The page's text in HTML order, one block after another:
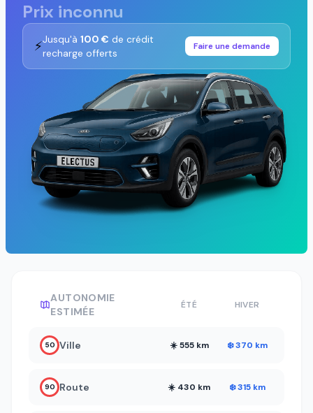
Prix inconnu
⚡Jusqu'à 100 € de crédit
recharge offerts
Faire une demande
AUTONOMIE
ESTIMÉE
ÉTÉ HIVER
50 Ville ☀️ 555 km ❄️ 370 km
90 Route ☀️ 430 km ❄️ 315 km